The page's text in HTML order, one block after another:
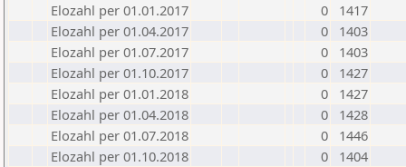
Elozahl per 01.01.2017
0
1417
Elozahl per 01.04.2017
0
1403
Elozahl per 01.07.2017
0
1403
Elozahl per 01.10.2017
0
1427
Elozahl per 01.01.2018
0
1427
Elozahl per 01.04.2018
0
1428
Elozahl per 01.07.2018
0
1446
Elozahl per 01.10.2018
0
1404